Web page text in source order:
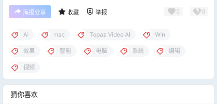
海报分享 收藏 举报 0 0
AI mac Topaz Video AI Win
效果 智能 电脑 系统 编辑
视频
猜你喜欢